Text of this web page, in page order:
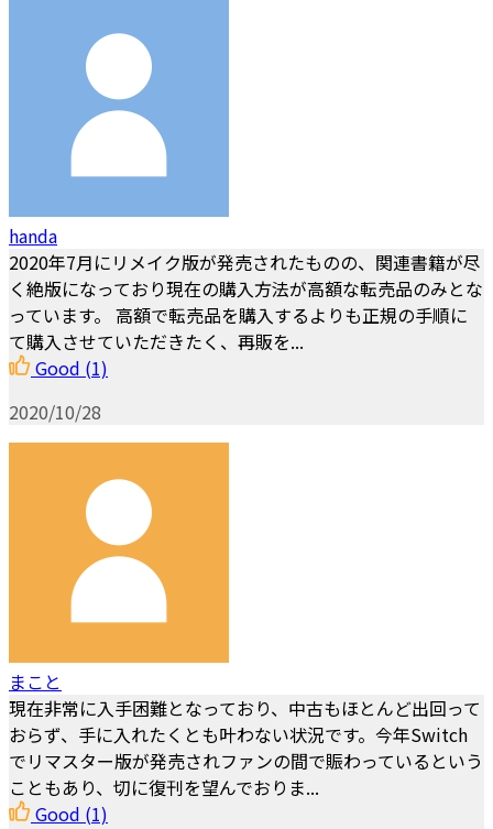
handa
2020年7月にリメイク版が発売されたものの、関連書籍が尽
く絶版になっており現在の購入方法が高額な転売品のみとな
っています。 高額で転売品を購入するよりも正規の手順に
て購入させていただきたく、再販を...
Good (1)
2020/10/28
まこと
現在非常に入手困難となっており、中古もほとんど出回って
おらず、手に入れたくとも叶わない状況です。今年Switch
でリマスター版が発売されファンの間で賑わっているという
こともあり、切に復刊を望んでおりま...
Good (1)